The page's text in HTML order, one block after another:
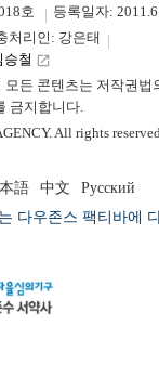
호
등록일자:
처리인: 강은태
철 launch
모든 콘텐츠는 저작권
금지합니다.
All rights
語 中文
Русский
다우존스 팩티바에